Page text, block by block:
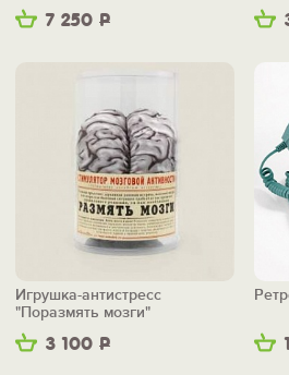
7 250 Р
3 100 Р
Игрушка-антистресс
"Поразмять мозги"